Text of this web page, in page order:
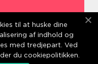
til at huske dine
af indhold og
med tredjepart. Ved
du cookiepolitikken.